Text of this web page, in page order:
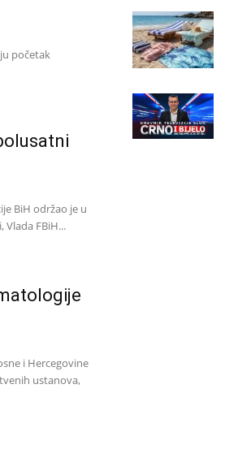
početak
BiH održao je u
FBiH...
i Hercegovine
ustanova,